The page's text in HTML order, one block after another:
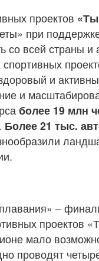
проектов
при
со всей страны и
и
и
более 19 млн
Более 21 тыс.
–
проектов
мало
проводят